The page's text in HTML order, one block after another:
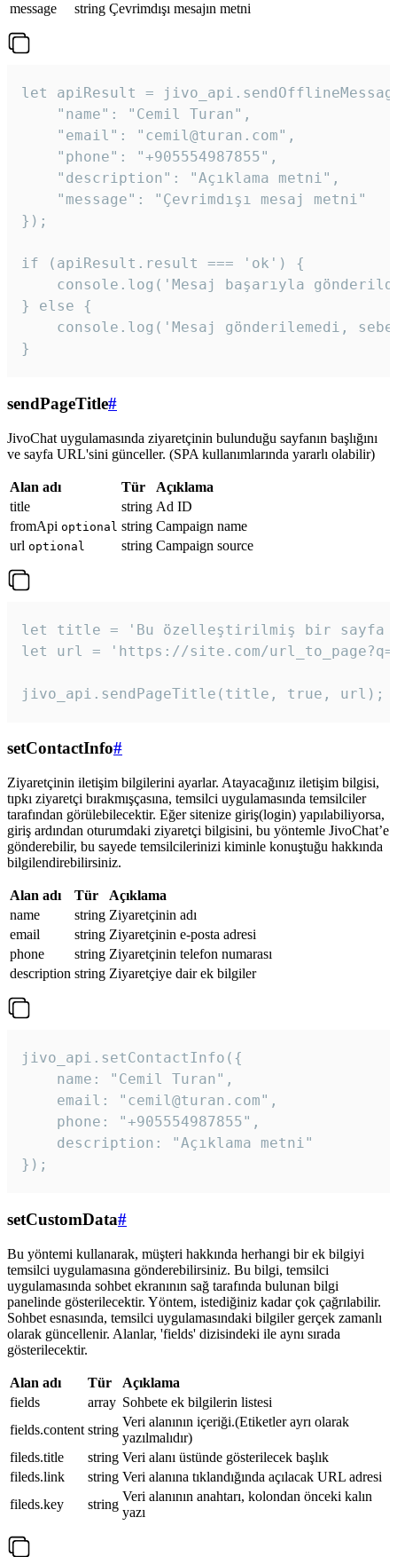
message
string Çevrimdışı mesajın metni
let apiResult =
    "name": "Cemil Turan",
    "email": "cemil@turan.com",
    "phone": "+905554987855",
    "description": "Açıklama metni",
    "message": "Çevrimdışı mesaj metni"
});
if (apiResult.result === 'ok') {
console.log('Mesaj başarıyla
} else {
console.log('Mesaj gönderilemedi,
}
sendPageTitle#
JivoChat uygulamasında ziyaretçinin bulunduğu sayfanın başlığını
ve sayfa URL'sini günceller. (SPA kullanımlarında yararlı olabilir)
Alan adı Tür
Açıklama
title
string Ad ID
fromApi optional string Campaign name
url optional string Campaign source
let title = 'Bu özelleştirilmiş bir sayfa
let url = 'https://site.com/
jivo_api.sendPageTitle(title, true, url);
setContactInfo#
Ziyaretçinin iletişim bilgilerini ayarlar. Atayacağınız iletişim bilgisi,
tıpkı ziyaretçi bırakmışçasına, temsilci uygulamasında temsilciler
tarafından görülebilecektir. Eğer sitenize giriş(login) yapılabiliyorsa,
giriş ardından oturumdaki ziyaretçi bilgisini, bu yöntemle JivoChat’e
gönderebilir, bu sayede temsilcilerinizi kiminle konuştuğu hakkında
bilgilendirebilirsiniz.
Alan adı Tür
Açıklama
name
string Ziyaretçinin adı
email
string Ziyaretçinin e-posta adresi
phone
string Ziyaretçinin telefon numarası
description string Ziyaretçiye dair ek bilgiler
jivo_api.setContactInfo({
    name: "Cemil Turan",
    email: "cemil@turan.com",
    phone: "+905554987855",
    description: "Açıklama metni"
});
setCustomData#
Bu yöntemi kullanarak, müşteri hakkında herhangi bir ek bilgiyi
temsilci uygulamasına gönderebilirsiniz. Bu bilgi, temsilci
uygulamasında sohbet ekranının sağ tarafında bulunan bilgi
panelinde gösterilecektir. Yöntem, istediğiniz kadar çok çağrılabilir.
Sohbet esnasında, temsilci uygulamasındaki bilgiler gerçek zamanlı
olarak güncellenir. Alanlar, 'fields' dizisindeki ile aynı sırada
gösterilecektir.
Alan adı Tür
Açıklama
fields
array Sohbete ek bilgilerin listesi
fields.content string
Veri alanının içeriği.(Etiketler ayrı olarak
yazılmalıdır)
fileds.title
string Veri alanı üstünde gösterilecek başlık
fileds.link
string Veri alanına tıklandığında açılacak URL adresi
fileds.key
string
Veri alanının anahtarı, kolondan önceki kalın
yazı